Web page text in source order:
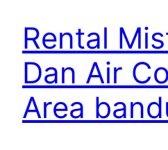
Rental
Dan Air
Area